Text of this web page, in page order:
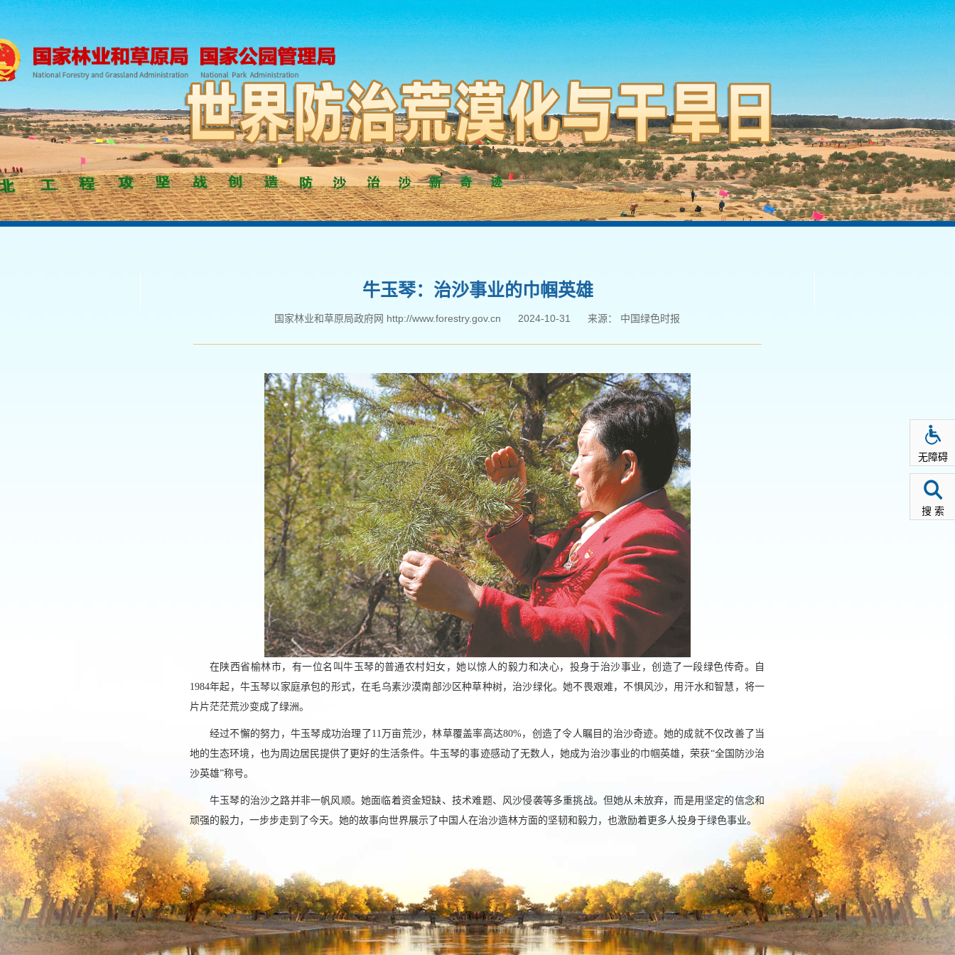
牛玉琴：治沙事业的巾帼英雄
国家林业和草原局政府网 http://www.forestry.gov.cn 2024-10-31 来源： 中国绿色时报
在陕西省榆林市，有一位名叫牛玉琴的普通农村妇女，她以惊人的毅力和决心，投身于治沙事业，创造了一段绿色传奇。自
1984年起，牛玉琴以家庭承包的形式，在毛乌素沙漠南部沙区种草种树，治沙绿化。她不畏艰难，不惧风沙，用汗水和智慧，将一
片片茫茫荒沙变成了绿洲。
经过不懈的努力，牛玉琴成功治理了11万亩荒沙，林草覆盖率高达80%，创造了令人瞩目的治沙奇迹。她的成就不仅改善了当
地的生态环境，也为周边居民提供了更好的生活条件。牛玉琴的事迹感动了无数人，她成为治沙事业的巾帼英雄，荣获“全国防沙治
沙英雄”称号。
牛玉琴的治沙之路并非一帆风顺。她面临着资金短缺、技术难题、风沙侵袭等多重挑战。但她从未放弃，而是用坚定的信念和
顽强的毅力，一步步走到了今天。她的故事向世界展示了中国人在治沙造林方面的坚韧和毅力，也激励着更多人投身于绿色事业。
无障碍
搜 索